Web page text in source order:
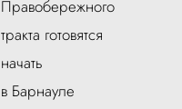
Правобережного
тракта готовятся
начать
в Барнауле